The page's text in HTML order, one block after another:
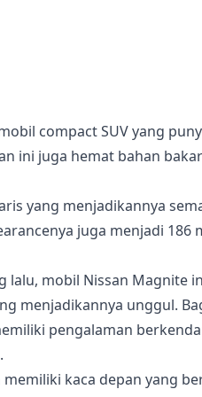
compact SUV yang
ini juga hemat bahan
yang menjadikannya
juga menjadi 186
lalu, mobil Nissan Magnite
menjadikannya unggul.
pengalaman
kaca depan yang